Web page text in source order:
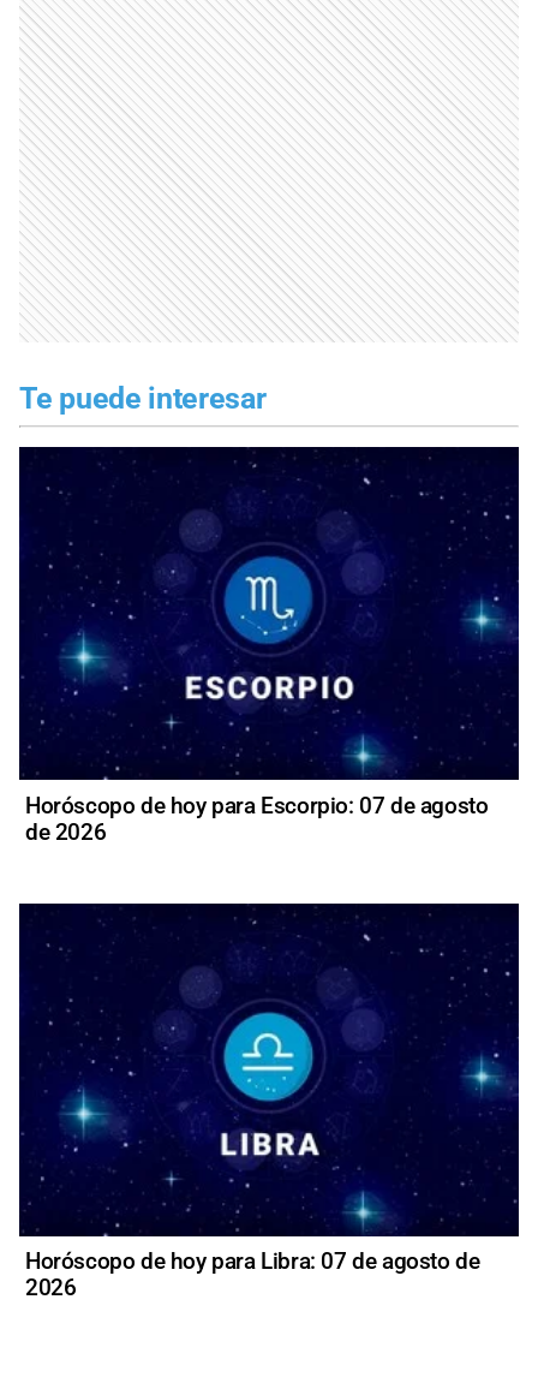
Te puede interesar
Horóscopo de hoy para Escorpio: 07 de agosto
de 2026
Horóscopo de hoy para Libra: 07 de agosto de
2026